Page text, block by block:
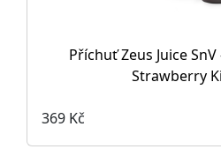
Příchuť Zeus Juice
Strawberry
369 Kč